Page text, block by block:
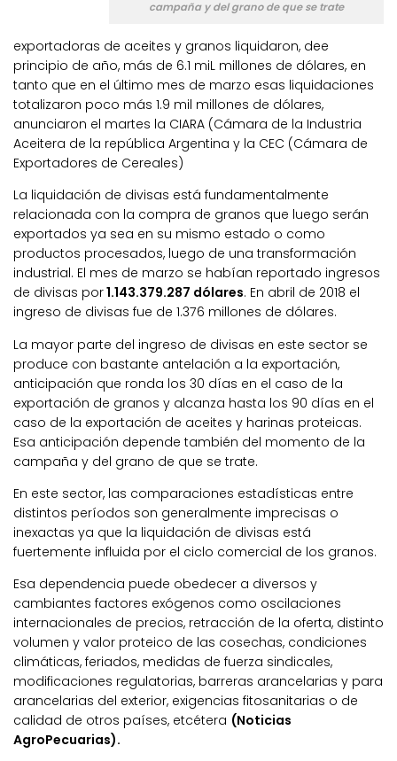
campaña y del grano de que se trate
exportadoras de aceites y granos liquidaron, dee
principio de año, más de 6.1 miL millones de dólares, en
tanto que en el último mes de marzo esas liquidaciones
totalizaron poco más 1.9 mil millones de dólares,
anunciaron el martes la CIARA (Cámara de la Industria
Aceitera de la república Argentina y la CEC (Cámara de
Exportadores de Cereales)
La liquidación de divisas está fundamentalmente
relacionada con la compra de granos que luego serán
exportados ya sea en su mismo estado o como
productos procesados, luego de una transformación
industrial. El mes de marzo se habían reportado ingresos
de divisas por1.143.379.287 dólares. En abril de 2018 el
ingreso de divisas fue de 1.376 millones de dólares.
La mayor parte del ingreso de divisas en este sector se
produce con bastante antelación a la exportación,
anticipación que ronda los 30 días en el caso de la
exportación de granos y alcanza hasta los 90 días en el
caso de la exportación de aceites y harinas proteicas.
Esa anticipación depende también del momento de la
campaña y del grano de que se trate.
En este sector, las comparaciones estadísticas entre
distintos períodos son generalmente imprecisas o
inexactas ya que la liquidación de divisas está
fuertemente influida por el ciclo comercial de los granos.
Esa dependencia puede obedecer a diversos y
cambiantes factores exógenos como oscilaciones
internacionales de precios, retracción de la oferta, distinto
volumen y valor proteico de las cosechas, condiciones
climáticas, feriados, medidas de fuerza sindicales,
modificaciones regulatorias, barreras arancelarias y para
arancelarias del exterior, exigencias fitosanitarias o de
calidad de otros países, etcétera (Noticias
AgroPecuarias).